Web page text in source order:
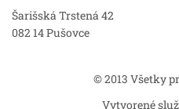
Šarišská Trstená 42
082 14 Pušovce
© 2013 Všetky
Vytvorené